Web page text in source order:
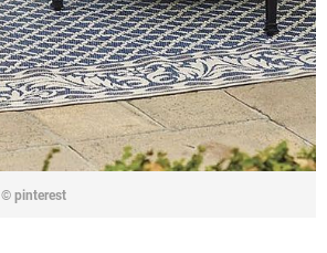
© pinterest